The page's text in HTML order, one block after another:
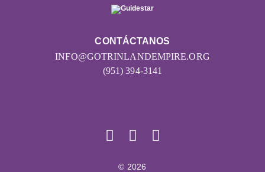
CONTÁCTANOS
INFO@GOTRINLANDEMPIRE.ORG
(951) 394-3141
© 2026